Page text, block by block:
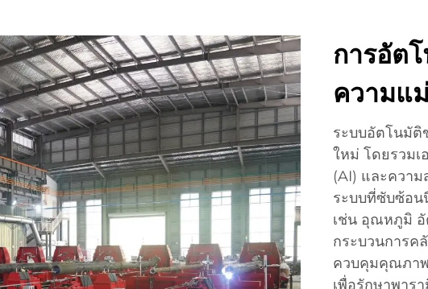
การอัต
ความแ
ระบบอัตโนมัติ
ใหม่ โดยรวม
(AI) และความ
ระบบที่ซับซ้อน
เช่น อุณหภูมิ อั
กระบวนการค
ควบคุมคุณภาพ
เพื่อรักษาพาร